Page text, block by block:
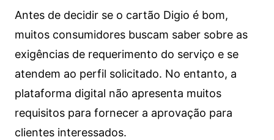
Antes de decidir se o cartão Digio é bom,
muitos consumidores buscam saber sobre as
exigências de requerimento do serviço e se
atendem ao perfil solicitado. No entanto, a
plataforma digital não apresenta muitos
requisitos para fornecer a aprovação para
clientes interessados.